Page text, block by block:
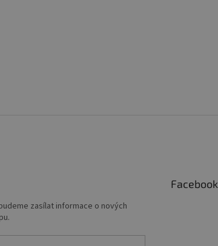
zasílat informace o nových
Facebook